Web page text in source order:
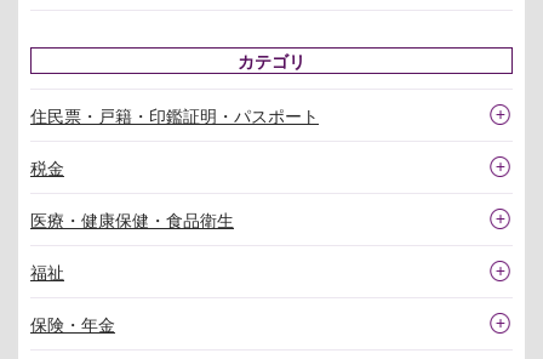
カテゴリ
住民票・戸籍・印鑑証明・パスポート
税金
医療・健康保健・食品衛生
福祉
保険・年金